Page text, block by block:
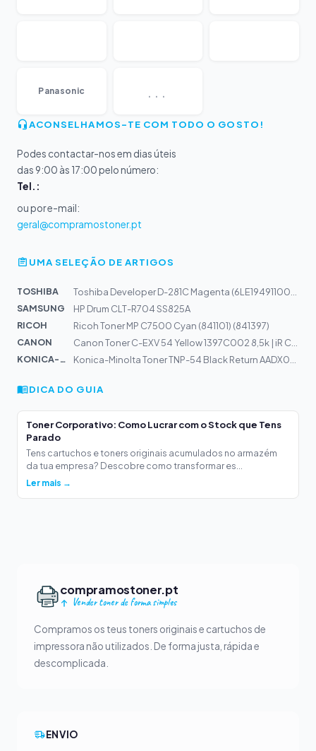
Panasonic
ACONSELHAMOS-TE COM TODO O GOSTO!
Podes contactar-nos em dias úteis
das 9:00 às 17:00 pelo número:
Tel.:
ou por e-mail:
geral@compramostoner.pt
UMA SELEÇÃO DE ARTIGOS
TOSHIBA
SAMSUNG
HP Drum CLT-R704 SS825A
RICOH
Ricoh Toner MP C7500 Cyan (841101) (841397)
CANON
KONICA-MIN...
DICA DO GUIA
Toner Corporativo: Como Lucrar com o Stock que Tens
Parado
Tens cartuchos e toners originais acumulados no armazém
da tua empresa? Descobre como transformar es...
Ler mais →
compramostoner.pt
Vender toner de forma simples
Compramos os teus toners originais e cartuchos de
impressora não utilizados. De forma justa, rápida e
descomplicada.
ENVIO